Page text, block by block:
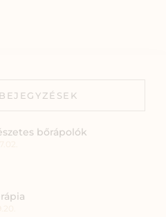
bőrápolók